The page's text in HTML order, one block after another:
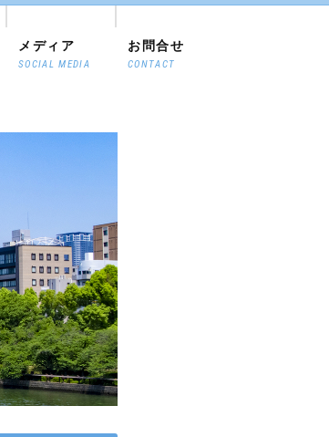
メディア
SOCIAL MEDIA
お問合せ
CONTACT